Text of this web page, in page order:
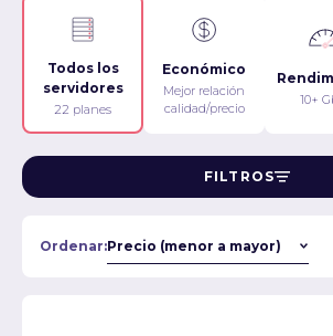
Todos los
servidores
22 planes
Económico
Mejor relación
calidad/precio
10+
FILTROS
Ordenar: